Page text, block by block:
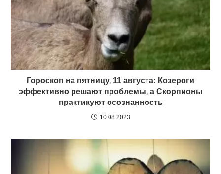
Гороскоп на пятницу, 11 августа: Козероги
эффективно решают проблемы, а Скорпионы
практикуют осознанность
10.08.2023